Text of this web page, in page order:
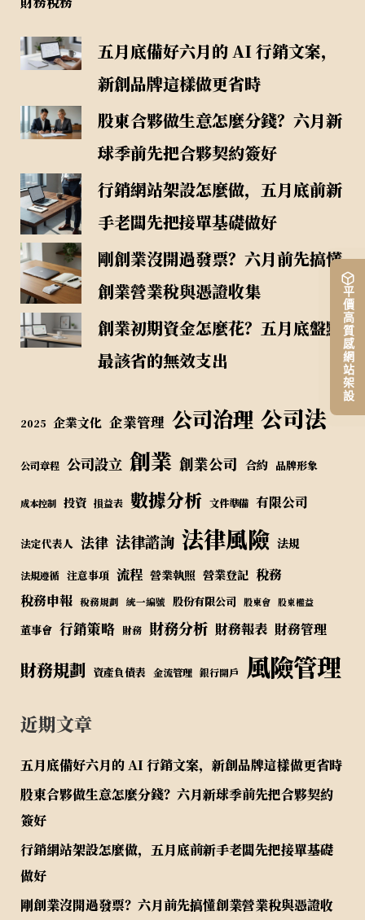
平價高質感網站架設
五月底備好六月的 AI 行銷文案，
新創品牌這樣做更省時
股東合夥做生意怎麼分錢？六月新
球季前先把合夥契約簽好
行銷網站架設怎麼做，五月底前新
手老闆先把接單基礎做好
剛創業沒開過發票？六月前先搞懂
創業營業稅與憑證收集
創業初期資金怎麼花？五月底盤點
最該省的無效支出
2025 企業文化 企業管理 公司治理 公司法
公司章程 公司設立 創業 創業公司 合約 品牌形象
成本控制 投資 損益表 數據分析 文件準備 有限公司
法定代表人 法律 法律諮詢 法律風險 法規
法規遵循 注意事項 流程 營業執照 營業登記 稅務
稅務申報 稅務規劃 統一編號 股份有限公司 股東會 股東權益
董事會 行銷策略 財務 財務分析 財務報表 財務管理
財務規劃 資產負債表 金流管理 銀行開戶 風險管理
近期文章
五月底備好六月的 AI 行銷文案，新創品牌這樣做更省時
股東合夥做生意怎麼分錢？六月新球季前先把合夥契約
簽好
行銷網站架設怎麼做，五月底前新手老闆先把接單基礎
做好
剛創業沒開過發票？六月前先搞懂創業營業稅與憑證收